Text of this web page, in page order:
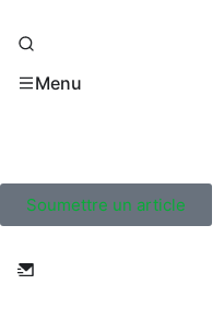
Menu
Soumettre un article